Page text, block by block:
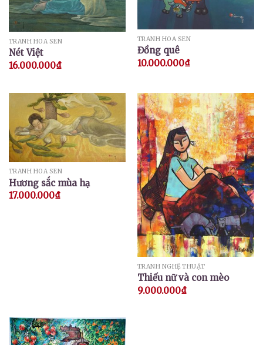
TRANH HOA SEN
Nét Việt
16.000.000₫
TRANH HOA SEN
Đồng quê
10.000.000₫
TRANH HOA SEN
Hương sắc mùa hạ
17.000.000₫
TRANH NGHỆ THUẬT
Thiếu nữ và con mèo
9.000.000₫